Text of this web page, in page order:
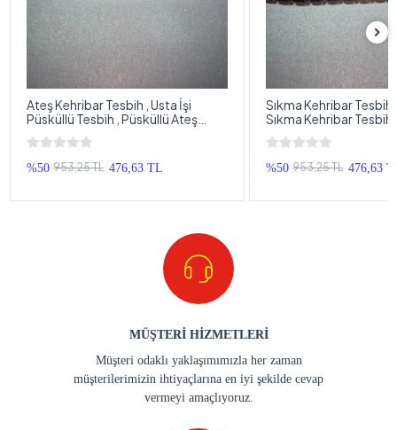
Ateş Kehribar Tesbih , Usta İşi
Püsküllü Tesbih , Püsküllü Ateş
Kehribar Tespih
%50 953,25 TL 476,63 TL
Sıkma Kehribar Tesbih
Sıkma Kehribar
Sıkma Kehribar Tespih
%50 953,25 TL 476,63
MÜŞTERİ HİZMETLERİ
Müşteri odaklı yaklaşımımızla her zaman
müşterilerimizin ihtiyaçlarına en iyi şekilde cevap
vermeyi amaçlıyoruz.